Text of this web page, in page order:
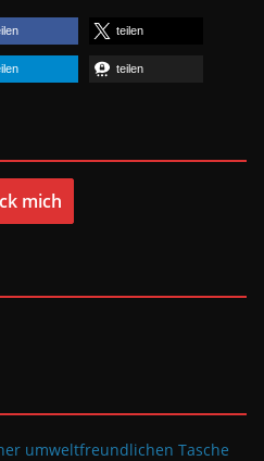
teilen
teilen
mich
umweltfreundlichen Tasche